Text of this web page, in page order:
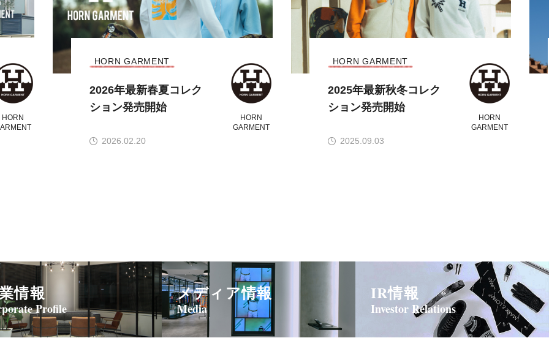
HORN
HORN
GARMENT
2026.02.20
HORN GARMENT
2026年最新春夏コレク
ション発売開始
HORN
GARMENT
2025.09.03
HORN GARMENT
2025年最新秋冬コレク
ション発売開始
情報
Profile
メディア情報
Media
IR情報
Investor Relations